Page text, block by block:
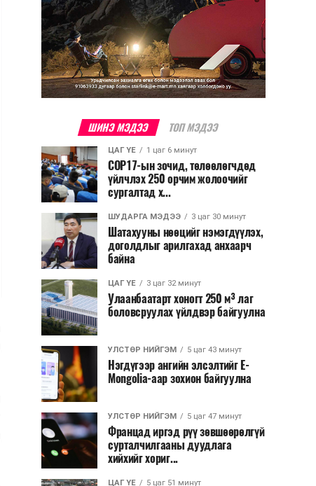
ШИНЭ МЭДЭЭ ТОП МЭДЭЭ
ЦАГ ҮЕ 1 цаг 6 минут
COP17-ын зочид, төлөөлөгчдөд
үйлчлэх 250 орчим жолоочийг
сургалтад х...
ШУДАРГА МЭДЭЭ 3 цаг 30 минут
Шатахууны нөөцийг нэмэгдүүлэх,
доголдлыг арилгахад анхаарч
байна
ЦАГ ҮЕ 3 цаг 32 минут
Улаанбаатарт хоногт 250 м³ лаг
боловсруулах үйлдвэр байгуулна
УЛСТӨР НИЙГЭМ 5 цаг 43 минут
Нэгдүгээр ангийн элсэлтийг E-
Mongolia-аар зохион байгуулна
УЛСТӨР НИЙГЭМ 5 цаг 47 минут
Францад иргэд рүү зөвшөөрөлгүй
сурталчилгааны дуудлага
хийхийг хориг...
ЦАГ ҮЕ 5 цаг 51 минут